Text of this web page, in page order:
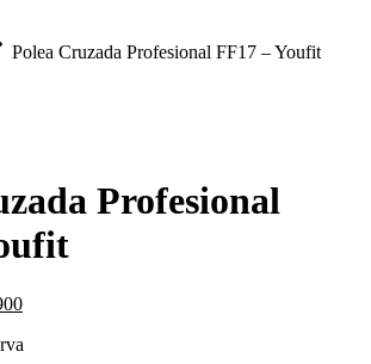
Polea Cruzada Profesional FF17 – Youfit
Profesional
El
actual